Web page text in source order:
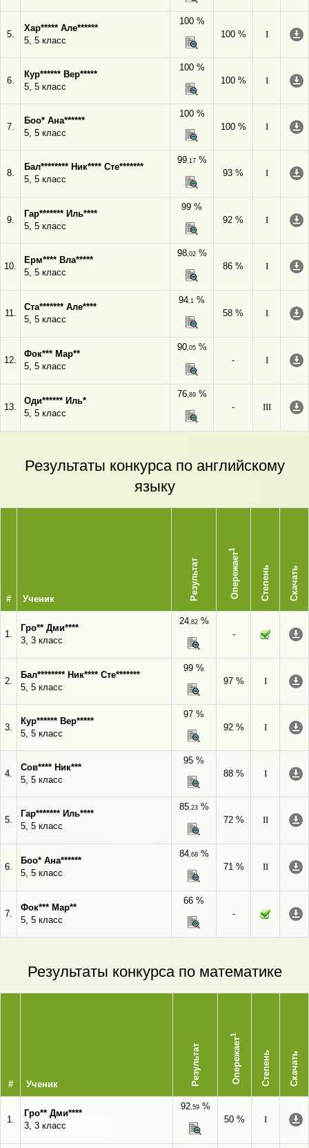
5.
Хар***** Але******
5, 5 класс
100 %
100 %
I
6.
Кур****** Вер*****
5, 5 класс
100 %
100 %
I
7.
Боо* Ана******
5, 5 класс
100 %
100 %
I
8.
Бал******** Ник**** Сте*******
5, 5 класс
99,17%
93 %
I
9.
Гар******* Иль****
5, 5 класс
99 %
92 %
I
10.
Ерм**** Вла*****
5, 5 класс
98,02%
86 %
I
11.
Ста******* Але****
5, 5 класс
94,1 %
58 %
I
12.
Фок*** Мар**
5, 5 класс
90,05%
-
I
13.
Оди****** Иль*
5, 5 класс
76,89%
-
III
Результаты конкурса по английскому
языку
# Ученик Результат Опережает
1
Степень Скачать
1.
Гро** Дми****
3, 3 класс
24,82%
-
2.
Бал******** Ник**** Сте*******
5, 5 класс
99 %
97 %
I
3.
Кур****** Вер*****
5, 5 класс
97 %
92 %
I
4.
Сов**** Ник***
5, 5 класс
95 %
88 %
I
5.
Гар******* Иль****
5, 5 класс
85,23%
72 %
II
6.
Боо* Ана******
5, 5 класс
84,68%
71 %
II
7.
Фок*** Мар**
5, 5 класс
66 %
-
Результаты конкурса по математике
# Ученик Результат Опережает
1
Степень Скачать
1.
Гро** Дми****
3, 3 класс
92,59%
50 %
I